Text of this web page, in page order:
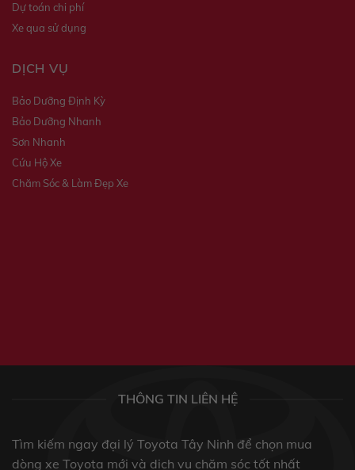
Dự toán chi phí
Xe qua sử dụng
DỊCH VỤ
Bảo Dưỡng Định Kỳ
Bảo Dưỡng Nhanh
Sơn Nhanh
Cứu Hộ Xe
Chăm Sóc & Làm Đẹp Xe
THÔNG TIN LIÊN HỆ
Tìm kiếm ngay đại lý Toyota Tây Ninh để chọn mua
dòng xe Toyota mới và dịch vụ chăm sóc tốt nhất